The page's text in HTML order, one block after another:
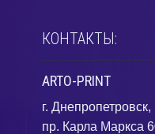
КОНТАКТЫ:
ARTO-PRINT
г. Днепропетровск,
пр. Карла Маркса